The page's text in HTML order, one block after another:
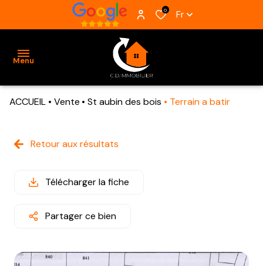
0 Fr
Menu
VENTES
VENDUS
E-MAIL
ACCUEIL Vente St aubin des bois Terrain a batir
Retour aux résultats
Télécharger la fiche
Partager ce bien